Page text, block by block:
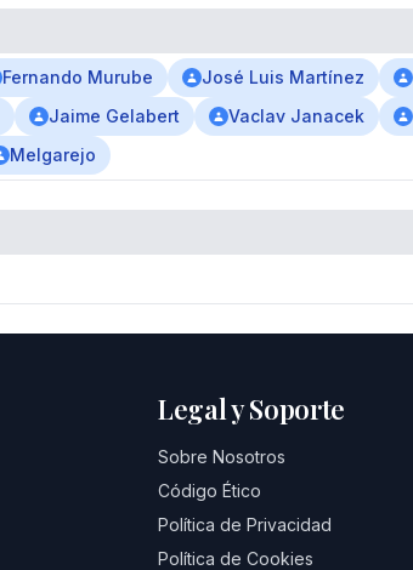
Fernando Murube José Luis Martínez
Jaime Gelabert Vaclav Janacek
Melgarejo
Legal y Soporte
Sobre Nosotros
Código Ético
Política de Privacidad
Política de Cookies